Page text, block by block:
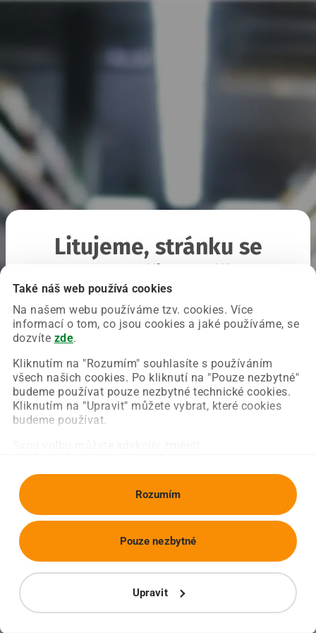
Také náš web používá cookies
Na našem webu používáme tzv. cookies. Více
informací o tom, co jsou cookies a jaké používáme, se
dozvíte zde.
Kliknutím na "Rozumím" souhlasíte s používáním
všech našich cookies. Po kliknutí na "Pouze nezbytné"
budeme používat pouze nezbytné technické cookies.
Kliknutím na "Upravit" můžete vybrat, které cookies
budeme používat.
Rozumím
Upravit
Pouze nezbytné
Litujeme, stránku se
Chyba nastala na naší straně a už ji opravujeme.
Zkuste prosím znovu načíst požadovanou stránku.
Obnovit stránku Úvodní strana